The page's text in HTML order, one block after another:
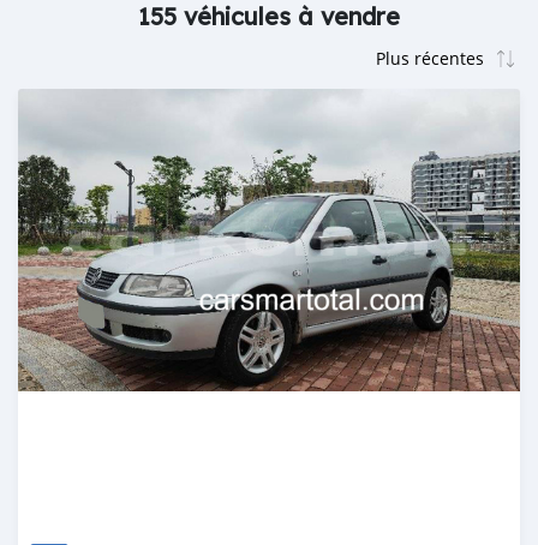
155 véhicules à vendre